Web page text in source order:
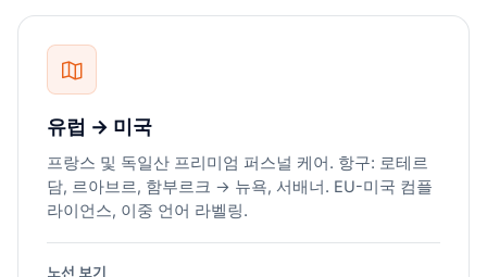
유럽 → 미국
프랑스 및 독일산 프리미엄 퍼스널 케어. 항구: 로테르
담, 르아브르, 함부르크 → 뉴욕, 서배너. EU-미국 컴플
라이언스, 이중 언어 라벨링.
노선 보기